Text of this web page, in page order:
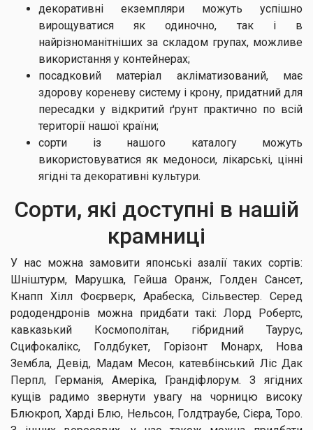
декоративні екземпляри можуть успішно
вирощуватися як одиночно, так і в
найрізноманітніших за складом групах, можливе
використання у контейнерах;
посадковий матеріал акліматизований, має
здорову кореневу систему і крону, придатний для
пересадки у відкритий ґрунт практично по всій
території нашої країни;
сорти із нашого каталогу можуть
використовуватися як медоноси, лікарські, цінні
ягідні та декоративні культури.
Сорти, які доступні в нашій
крамниці
У нас можна замовити японські азалії таких сортів:
Шніштурм, Марушка, Гейша Оранж, Голден Сансет,
Кнапп Хілл Фоєрверк, Арабеска, Сільвестер. Серед
рододендронів можна придбати такі: Лорд Робертс,
кавказький Космополітан, гібридний Таурус,
Сцифокалікс, Голдбукет, Горізонт Монарх, Нова
Зембла, Девід, Мадам Месон, катевбінський Ліс Дак
Перпл, Германія, Амеріка, Грандіфлорум. З ягідних
кущів радимо звернути увагу на чорницю високу
Блюкроп, Харді Блю, Нельсон, Голдтраубе, Сієра, Торо.